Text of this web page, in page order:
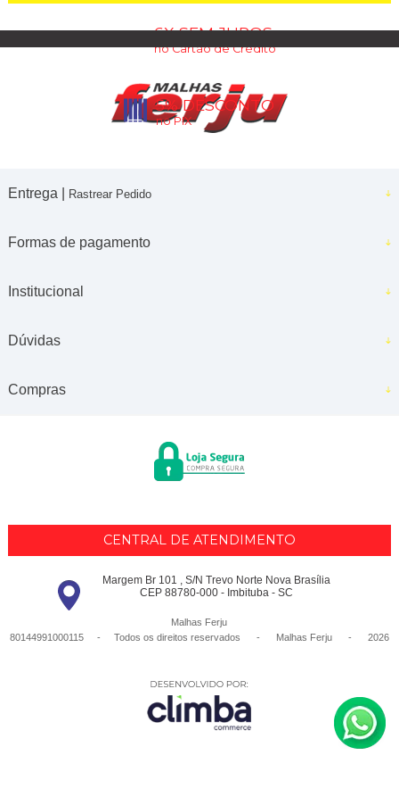
6X SEM JUROS
no Cartão de Crédito
5% DESCONTO
no PIX
Entrega | Rastrear Pedido
Formas de pagamento
Institucional
Dúvidas
Compras
CENTRAL DE ATENDIMENTO
Margem Br 101 , S/N Trevo Norte Nova Brasília
CEP 88780-000 - Imbituba - SC
Malhas Ferju
80144991000115 - Todos os direitos reservados
- Malhas Ferju - 2026